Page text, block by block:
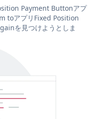
Payment Buttonアプ
toアプリFixed Position
を見つけようとしま